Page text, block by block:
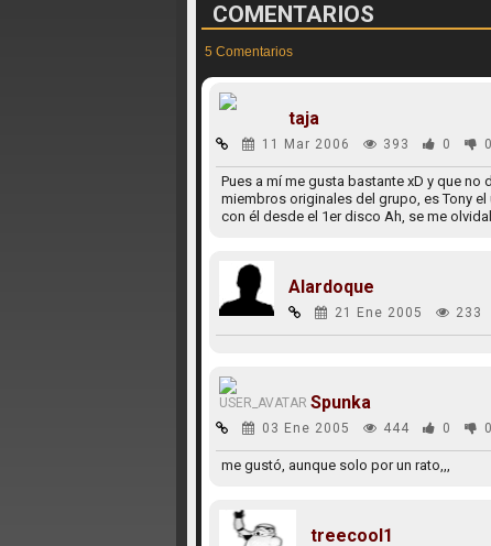
COMENTARIOS
5 Comentarios
taja
11 Mar 2006 393 0 0
Pues a mí me gusta bastante xD y que
miembros originales del grupo, es Tony
con él desde el 1er disco Ah, se me
Alardoque
21 Ene 2005 233
Spunka
03 Ene 2005 444 0 0
me gustó, aunque solo por un rato,,,
treecool1